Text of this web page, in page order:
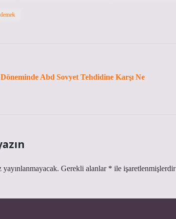
Abd Sovyet Tehdidine Karşı Ne
yayınlanmayacak. Gerekli alanlar * ile işaretlenmişlerdir